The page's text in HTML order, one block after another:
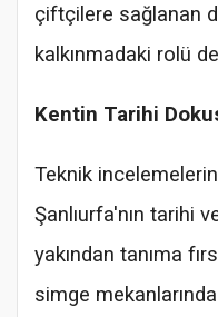
çiftçilere sağlanan
kalkınmadaki rolü
Kentin Tarihi
Teknik
Şanlıurfa'nın tarihi
yakından tanıma
simge